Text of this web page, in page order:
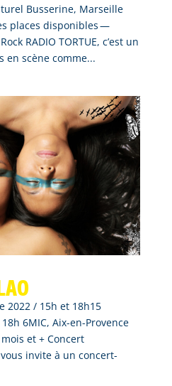
Busserine, Marseille
places disponibles —
RADIO TORTUE, c’est un
en scène comme...
2022 / 15h et 18h15
6MIC, Aix-en-Provence
et + Concert
invite à un concert-